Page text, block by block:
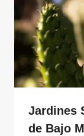
Jardines
de Bajo